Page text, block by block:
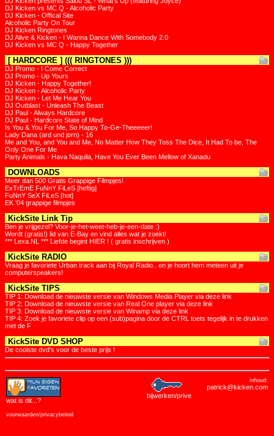
DJ Kicken vs MC Q - Alcoholic Party
DJ Kicken - Offical Site
Alcoholic Party On Tour
DJ Kicken Ringtones
DJ Alive & Kicken - I Wanna Dance With Somebody 2.0
DJ Kicken vs MC Q - Happy Together
[ HARDCORE ] ((( RINGTONES )))
DJ Promo - I Come Correct
DJ Promo - Up Yours
DJ Kicken - Happy Together!
DJ Kicken - Alcoholic Party
DJ Kicken - Let Me Hear You
DJ Outblast - Unleash The Beast
DJ Paul - Always Hardcore
DJ Paul - Hardcore State of Mind
Is You & You For Me, So Happy To-Ge-Theeeeer!
Lady Dana (ard und jorn) - 16
Me and You, and You and Me, No Matter How They Toss The Dice, It Had To be, The
Only One For Me
Party Animals - Hava Naquila, Have You Ever Been Mellow of Xanadu
DOWNLOADS
Meer dan 500 Gratis Grappige Filmpjes!
ExTrEmE FuNnY FiLeS [heftig]
FuNnY SeX FiLeS [hot]
EK '04 grappige filmpjes
KickSite Link Tip
Ben je vrijgezel? Voor-je-het-weet-heb-je-een-date :)
Wordt (gratis!) lid van E-Bay en vind alles wat je zoekt!
*** Lexa.NL *** Liefde begint HIER ! ( gratis inschrijven )
KickSite RADIO
Vraag je favoriete Urban track aan bij Royal Radio.. en je hoort hem meteen uit je
computerspeakers!
KickSite TIPS
TIP 1: Download de nieuwste versie van Windows Media Player via deze link
TIP 2: Download de nieuwste versie van Real One player via deze link
TIP 3: Download de nieuwste versie van Winamp via deze link
TIP 4: Zoek je favoriete clip op een (sub)pagina door de CTRL toets tegelijk in te drukken
met de F
KickSite DVD SHOP
De coolste dvd's voor de beste prijs !
wat is dit ...?
voorwaarden/privacybeleid
bijwerken/prive
inhoud:
patrick@kicken.com